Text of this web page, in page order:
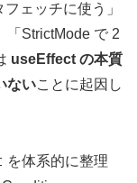
ェッチに使う」
「StrictMode で 2
useEffect の本質
ないことに起因し
を体系的に整理